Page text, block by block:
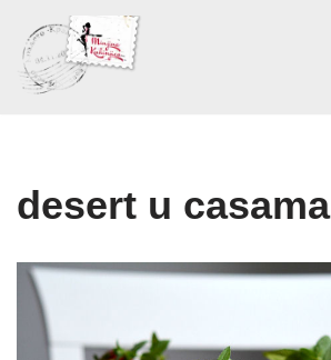
Skoči
na
desert u casama